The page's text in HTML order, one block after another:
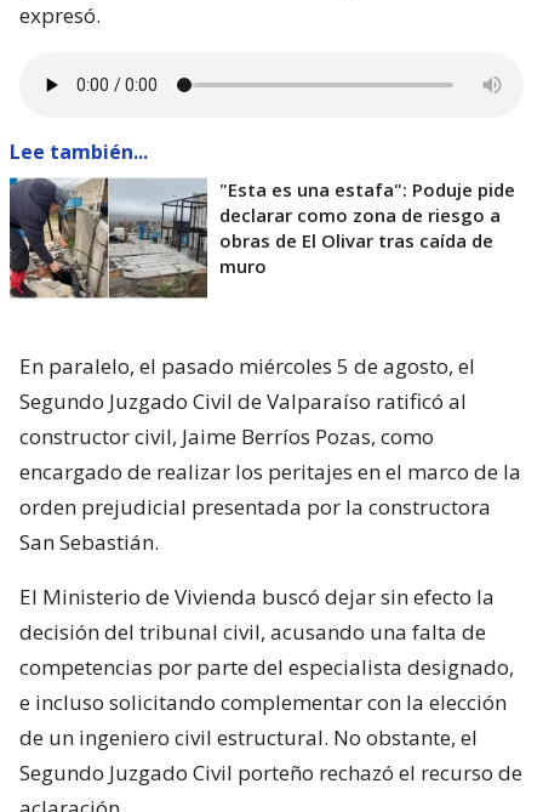
expresó.
Lee también...
"Esta es una estafa": Poduje pide
declarar como zona de riesgo a
obras de El Olivar tras caída de
muro
En paralelo, el pasado miércoles 5 de agosto, el
Segundo Juzgado Civil de Valparaíso ratificó al
constructor civil, Jaime Berríos Pozas, como
encargado de realizar los peritajes en el marco de la
orden prejudicial presentada por la constructora
San Sebastián.
El Ministerio de Vivienda buscó dejar sin efecto la
decisión del tribunal civil, acusando una falta de
competencias por parte del especialista designado,
e incluso solicitando complementar con la elección
de un ingeniero civil estructural. No obstante, el
Segundo Juzgado Civil porteño rechazó el recurso de